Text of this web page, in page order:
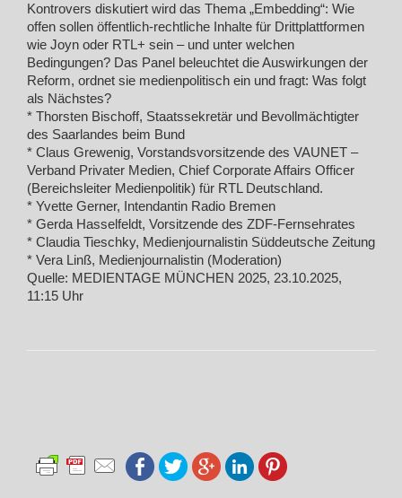
Kontrovers diskutiert wird das Thema „Embedding“: Wie
offen sollen öffentlich-rechtliche Inhalte für Drittplattformen
wie Joyn oder RTL+ sein – und unter welchen
Bedingungen? Das Panel beleuchtet die Auswirkungen der
Reform, ordnet sie medienpolitisch ein und fragt: Was folgt
als Nächstes?
* Thorsten Bischoff, Staatssekretär und Bevollmächtigter
des Saarlandes beim Bund
* Claus Grewenig, Vorstandsvorsitzende des VAUNET –
Verband Privater Medien, Chief Corporate Affairs Officer
(Bereichsleiter Medienpolitik) für RTL Deutschland.
* Yvette Gerner, Intendantin Radio Bremen
* Gerda Hasselfeldt, Vorsitzende des ZDF-Fernsehrates
* Claudia Tieschky, Medienjournalistin Süddeutsche Zeitung
* Vera Linß, Medienjournalistin (Moderation)
Quelle: MEDIENTAGE MÜNCHEN 2025, 23.10.2025,
11:15 Uhr